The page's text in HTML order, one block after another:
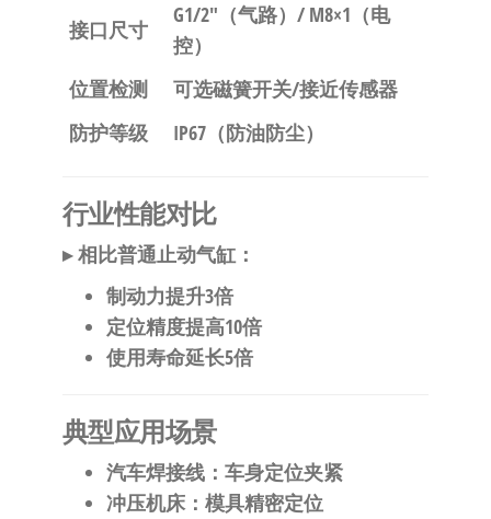
接口尺寸
G1/2″（气路）/ M8×1（电
控）
位置检测
可选磁簧开关/接近传感器
防护等级
IP67（防油防尘）
行业性能对比
▸相比普通止动气缸：
制动力提升3倍
定位精度提高10倍
使用寿命延长5倍
典型应用场景
汽车焊接线：车身定位夹紧
冲压机床：模具精密定位